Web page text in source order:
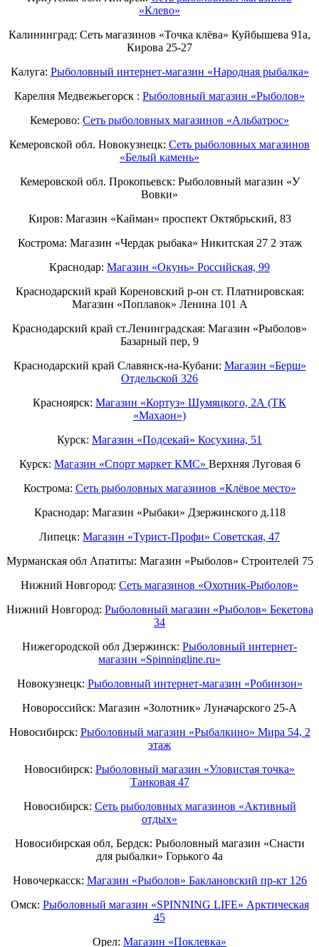
«Клево»
Калининград: Сеть магазинов «Точка клёва» Куйбышева 91а,
Кирова 25-27
Калуга: Рыболовный интернет-магазин «Народная рыбалка»
Карелия Медвежьегорск : Рыболовный магазин «Рыболов»
Кемерово: Сеть рыболовных магазинов «Альбатрос»
Кемеровской обл. Новокузнецк: Сеть рыболовных магазинов
«Белый камень»
Кемеровской обл. Прокопьевск: Рыболовный магазин «У
Вовки»
Киров: Магазин «Кайман» проспект Октябрьский, 83
Кострома: Магазин «Чердак рыбака» Никитская 27 2 этаж
Краснодар: Магазин «Окунь» Российская, 99
Краснодарский край Кореновский р-он ст. Платнировская:
Магазин «Поплавок» Ленина 101 А
Краснодарский край ст.Ленинградская: Магазин «Рыболов»
Базарный пер, 9
Краснодарский край Славянск-на-Кубани: Магазин «Берш»
Отдельской 326
Красноярск: Магазин «Кортуз» Шумяцкого, 2А (ТК
«Махаон»)
Курск: Магазин «Подсекай» Косухина, 51
Курск: Магазин «Спорт маркет КМС» Верхняя Луговая 6
Кострома: Сеть рыболовных магазинов «Клёвое место»
Краснодар: Магазин «Рыбаки» Дзержинского д.118
Липецк: Магазин «Турист-Профи» Советская, 47
Мурманская обл Апатиты: Магазин «Рыболов» Строителей 75
Нижний Новгород: Cеть магазинов «Охотник-Рыболов»
Нижний Новгород: Рыболовный магазин «Рыболов» Бекетова
34
Нижегородской обл Дзержинск: Рыболовный интернет-
магазин «Spinningline.ru»
Новокузнецк: Рыболовный интернет-магазин «Робинзон»
Новороссийск: Магазин «Золотник» Луначарского 25-А
Новосибирск: Рыболовный магазин «Рыбалкино» Мира 54, 2
этаж
Новосибирск: Рыболовный магазин «Уловистая точка»
Танковая 47
Новосибирск: Сеть рыболовных магазинов «Активный
отдых»
Новосибирская обл, Бердск: Рыболовный магазин «Снасти
для рыбалки» Горького 4а
Новочеркасск: Магазин «Рыболов» Баклановский пр-кт 126
Омск: Рыболовный магазин «SPINNING LIFE» Арктическая
45
Орел: Магазин «Поклевка»